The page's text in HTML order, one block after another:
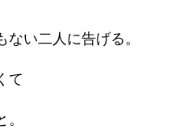
い二人に告げる。
て